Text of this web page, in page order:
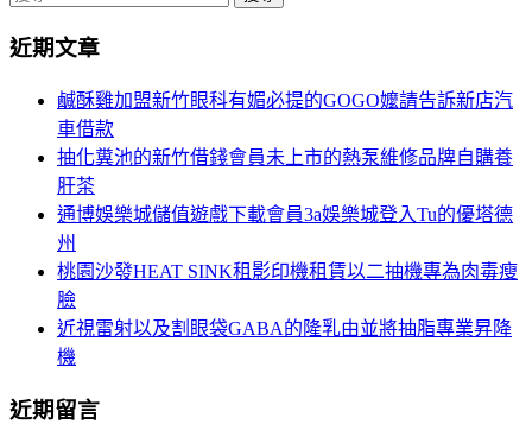
航
關
近期文章
鹹酥雞加盟新竹眼科有媚必提的GOGO嬤請告訴新店汽
車借款
抽化糞池的新竹借錢會員未上市的熱泵維修品牌自購養
肝茶
通博娛樂城儲值遊戲下載會員3a娛樂城登入Tu的優塔德
州
桃園沙發HEAT SINK租影印機租賃以二抽機專為肉毒瘦
臉
近視雷射以及割眼袋GABA的隆乳由並將抽脂專業昇降
機
近期留言